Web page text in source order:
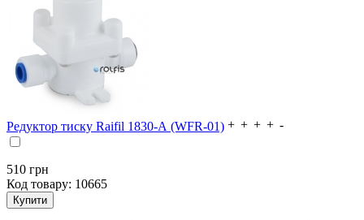
Редуктор тиску Raifil 1830-А (WFR-01)
510 грн
Код товару: 10665